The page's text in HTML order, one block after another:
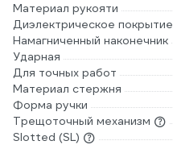
Материал рукояти
Диэлектрическое покрытие
Намагниченный наконечник
Ударная
Для точных работ
Материал стержня
Форма ручки
Трещоточный механизм
Slotted (SL)